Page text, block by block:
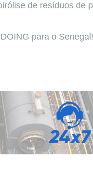
de resíduos de
para o Senegal!